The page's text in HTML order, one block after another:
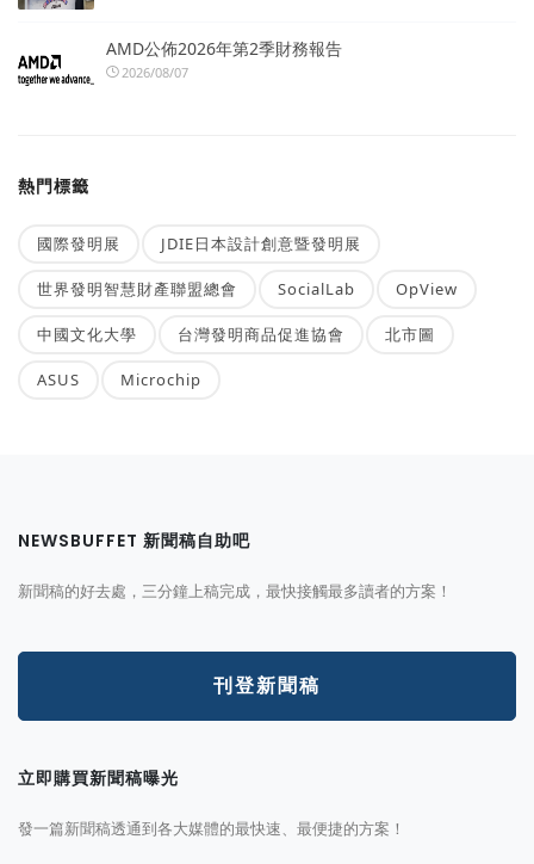
AMD公佈2026年第2季財務報告
2026/08/07
熱門標籤
國際發明展 JDIE日本設計創意暨發明展
世界發明智慧財產聯盟總會 SocialLab OpView
中國文化大學 台灣發明商品促進協會 北市圖
ASUS Microchip
NEWSBUFFET 新聞稿自助吧
新聞稿的好去處，三分鐘上稿完成，最快接觸最多讀者的方案！
刊登新聞稿
立即購買新聞稿曝光
發一篇新聞稿透通到各大媒體的最快速、最便捷的方案！